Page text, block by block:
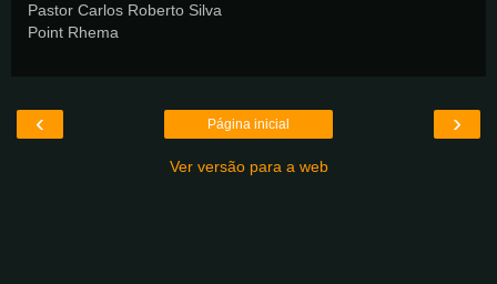
Pastor Carlos Roberto Silva
Point Rhema
‹ ›
Página inicial
Ver versão para a web